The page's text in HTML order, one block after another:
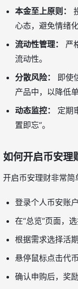
本金至上原则：
心态，避免情绪化
流动性管理：
严
流动性。
分散风险：
即使
产品中，以降低
动态监控：
定期
置即忘”。
如何开启币安理
开启币安理财非常简
登录个人币安账
在“总览”页面，
根据需求选择活
悬停鼠标点击代
确认申购后，奖